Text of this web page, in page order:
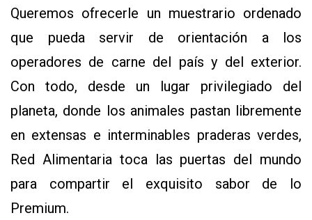
Queremos ofrecerle un muestrario ordenado
que pueda servir de orientación a los
operadores de carne del país y del exterior.
Con todo, desde un lugar privilegiado del
planeta, donde los animales pastan libremente
en extensas e interminables praderas verdes,
Red Alimentaria toca las puertas del mundo
para compartir el exquisito sabor de lo
Premium.